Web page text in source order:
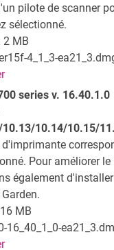
pilote de scanner
sélectionné.
2 MB
4_1_3-
series v. 16.40.1.0
10.14/10.15/
Pour améliorer le
également
MB